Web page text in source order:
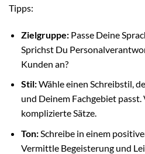
Tipps:
Zielgruppe:Passe Deine
Sprichst Du
Kunden an?
Stil:Wähle einen Schreibstil,
und Deinem Fachgebiet
komplizierte Sätze.
Ton:Schreibe in einem
Vermittle Begeisterung und